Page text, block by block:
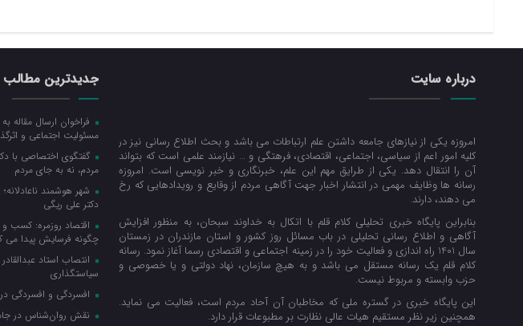
درباره سایت
امروزه یکی از نیازهای جامعه داشتن علم ارتباطات می باشد و بحث اطلاع رسانی نیز در
کلیه امور اعم از سیاسی، اجتماعی، اقتصادی، فرهتگی و … نیازمند علمی است که بتواند
آن را انتقال دهد. یکی از طرایق مهم این علم، خبرنگاری و خبر نویسی است. امروزه
رسانه ها وظایف مهمی در انتشار اخبار جهت آگاهی مردم از وقایع و رویدادهایی که رخ
می دهند، دارند.
بنابراین پایگاه خبری تحلیلی کلام قلم با اتکال به خداوند سبحان، به منظور افزایش
آگاهی و اطلاع رسانی تحلیلی در باب مسائل روز کشور و استان مازندران در زمستان
سال 1401 راه اندازی و فعالیت خود را در زمینه اجتماعی و اقتصادی رسما آغاز نمود. رسانه
کلام قلم یک رسانه مستقل می باشد و به هیچ سازمان، نهاد دولتی و یا خصوصی و
حزب وابسته و مربوط نیست.
این پایگاه خبری در گستره ملی که مخاطبان آن آحاد مردم است، فعالیت می نماید.
همچنین زیر نظر مستقیم هیات عالی نظارت بر مطبوعات قرار دارد.
جدیدترین مطالب
فراخوان ارسال مقاله
مسئولیت اجتماعی و
گفتگوی اختصاصی با
مردم، نه به جای مردم
شهر هوشمند
دکتر علی ریگی
اقتصاد روزمره: کسب‌ و
چگونه فرسایش پیدا می
انتصاب استاد
سیاستگذاری
افسردگی و افسردگی
نقش روان‌شناس در